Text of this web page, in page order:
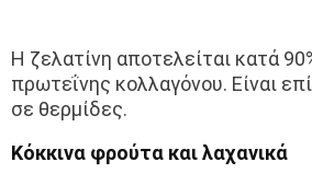
Η ζελατίνη αποτελείται κατά
πρωτεΐνης κολλαγόνου. Είναι
σε θερμίδες.
Κόκκινα φρούτα και λαχανικά